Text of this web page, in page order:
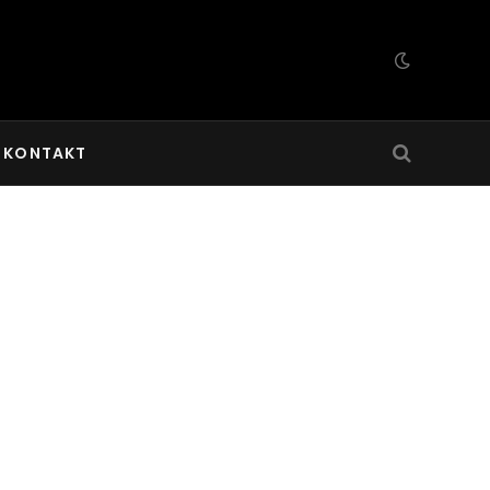
KONTAKT